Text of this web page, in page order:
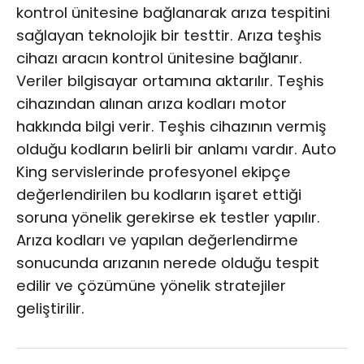
kontrol ünitesine bağlanarak arıza tespitini
sağlayan teknolojik bir testtir. Arıza teşhis
cihazı aracın kontrol ünitesine bağlanır.
Veriler bilgisayar ortamına aktarılır. Teşhis
cihazından alınan arıza kodları motor
hakkında bilgi verir. Teşhis cihazının vermiş
olduğu kodların belirli bir anlamı vardır. Auto
King servislerinde profesyonel ekipçe
değerlendirilen bu kodların işaret ettiği
soruna yönelik gerekirse ek testler yapılır.
Arıza kodları ve yapılan değerlendirme
sonucunda arızanın nerede olduğu tespit
edilir ve çözümüne yönelik stratejiler
geliştirilir.